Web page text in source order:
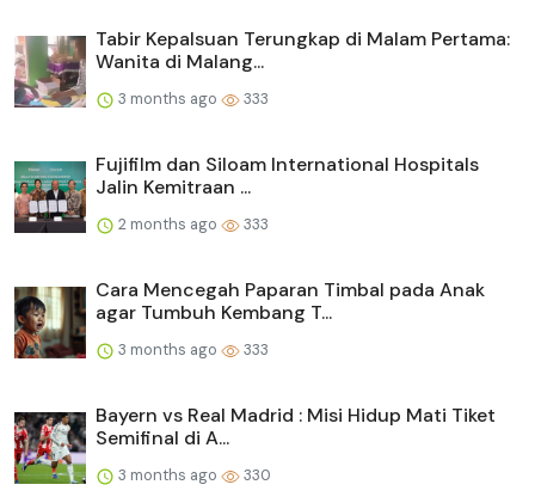
Tabir Kepalsuan Terungkap di Malam Pertama:
Wanita di Malang...
3 months ago 333
Fujifilm dan Siloam International Hospitals
Jalin Kemitraan ...
2 months ago 333
Cara Mencegah Paparan Timbal pada Anak
agar Tumbuh Kembang T...
3 months ago 333
Bayern vs Real Madrid : Misi Hidup Mati Tiket
Semifinal di A...
3 months ago 330